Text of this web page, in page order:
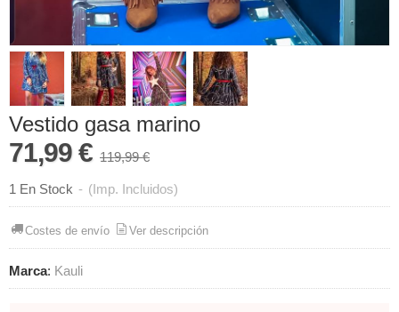
Vestido gasa marino
71,99 € 119,99 €
1 En Stock - (Imp. Incluidos)
Costes de envío Ver descripción
Marca: Kauli